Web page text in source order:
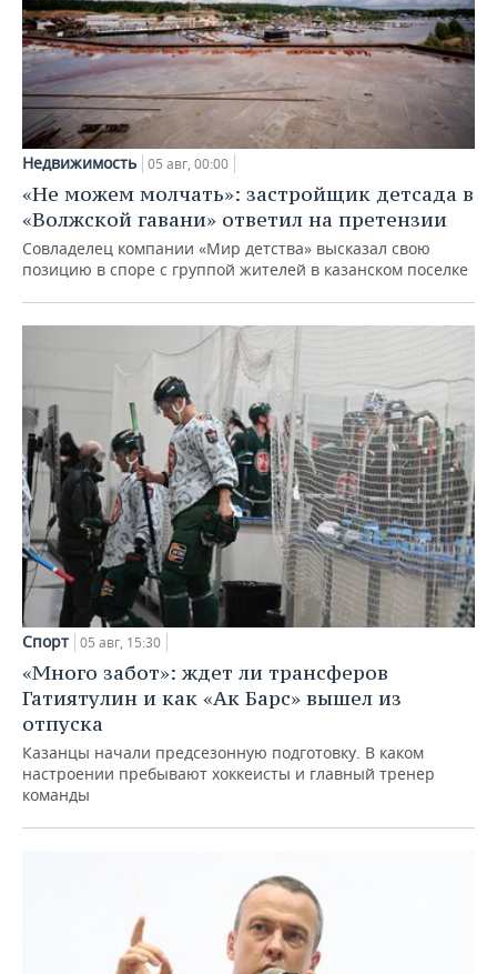
Недвижимость 05 авг, 00:00
«Не можем молчать»: застройщик детсада в
«Волжской гавани» ответил на претензии
Совладелец компании «Мир детства» высказал свою
позицию в споре с группой жителей в казанском поселке
Спорт 05 авг, 15:30
«Много забот»: ждет ли трансферов
Гатиятулин и как «Ак Барс» вышел из
отпуска
Казанцы начали предсезонную подготовку. В каком
настроении пребывают хоккеисты и главный тренер
команды